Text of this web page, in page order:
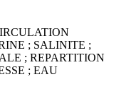
; SALINITE ;
; REPARTITION
; EAU